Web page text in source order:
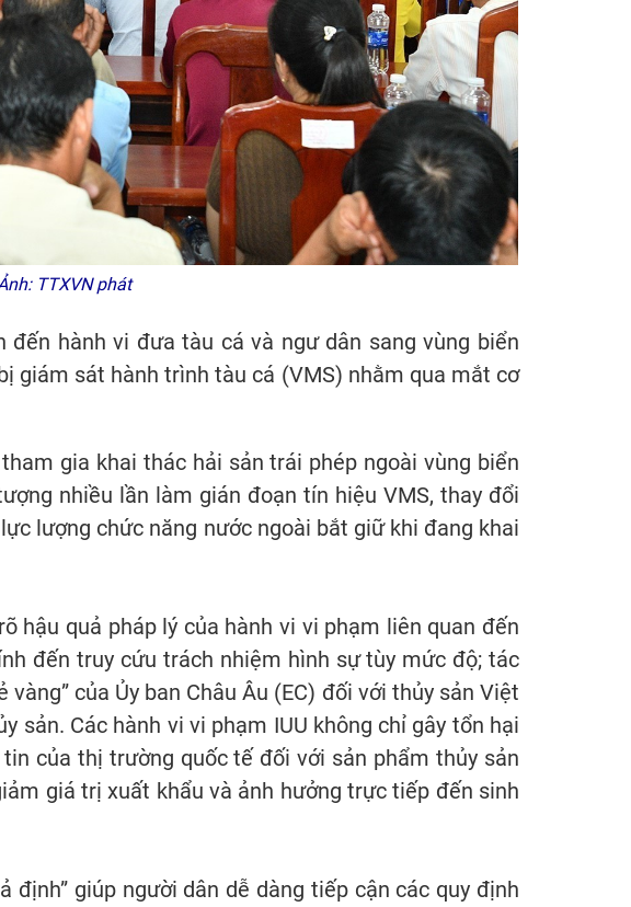
TTXVN phát
hành vi đưa tàu cá và ngư dân sang vùng biển
giám sát hành trình tàu cá (VMS) nhằm qua mắt cơ
gia khai thác hải sản trái phép ngoài vùng biển
nhiều lần làm gián đoạn tín hiệu VMS, thay đổi
lượng chức năng nước ngoài bắt giữ khi đang khai
hậu quả pháp lý của hành vi vi phạm liên quan đến
đến truy cứu trách nhiệm hình sự tùy mức độ; tác
của Ủy ban Châu Âu (EC) đối với thủy sản Việt
sản. Các hành vi vi phạm IUU không chỉ gây tổn hại
của thị trường quốc tế đối với sản phẩm thủy sản
giá trị xuất khẩu và ảnh hưởng trực tiếp đến sinh
định” giúp người dân dễ dàng tiếp cận các quy định